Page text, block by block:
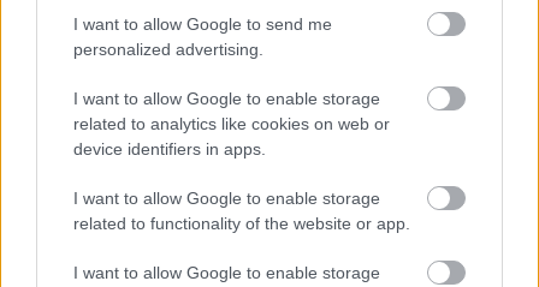
I want to allow Google to send me
personalized advertising.
I want to allow Google to enable storage
related to analytics like cookies on web or
device identifiers in apps.
I want to allow Google to enable storage
related to functionality of the website or app.
I want to allow Google to enable storage
Jeg gleder meg til det.
Fleten bekrefter også at hun fortsetter satsingen
neste sesong, og at det blir i samme team.
– Det har vært utrolig utviklende å jobbe så tett
med dem som i vinter. Jeg gleder meg til å fortsette